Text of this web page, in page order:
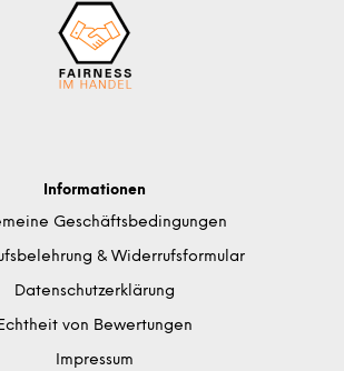
Informationen
Geschäftsbedingungen
& Widerrufsformular
Datenschutzerklärung
von Bewertungen
Impressum